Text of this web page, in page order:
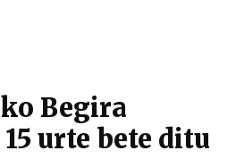
Begira
urte bete ditu